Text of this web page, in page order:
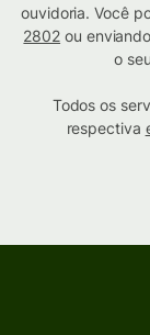
ouvidoria. Você
2802 ou
o
Todos os
respectiva